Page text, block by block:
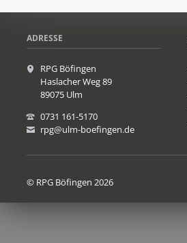
ADRESSE
RPG Böfingen
Haslacher Weg 89
89075 Ulm
0731 161-5170
rpg@ulm-boefingen.de
© RPG Böfingen 2026